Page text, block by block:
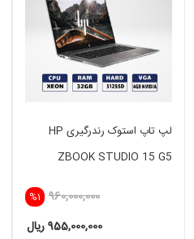
لپ تاپ استوک رندرگیری HP
ZBOOK STUDIO 15 G5
XEON_16GB_512SSD_VGA
%1 960,000,000
955,000,000 ریال